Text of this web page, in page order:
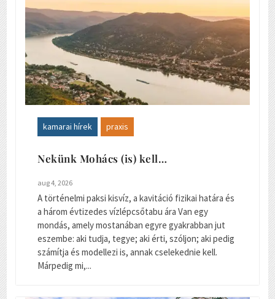
kamarai hírek praxis
Nekünk Mohács (is) kell…
aug 4, 2026
A történelmi paksi kisvíz, a kavitáció fizikai határa és
a három évtizedes vízlépcsőtabu ára Van egy
mondás, amely mostanában egyre gyakrabban jut
eszembe: aki tudja, tegye; aki érti, szóljon; aki pedig
számítja és modellezi is, annak cselekednie kell.
Márpedig mi,...